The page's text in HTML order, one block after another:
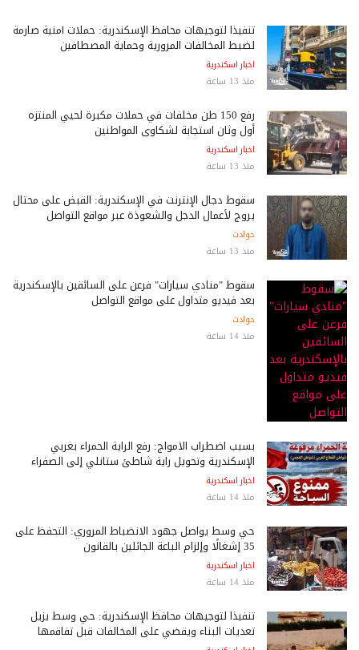
تنفيذًا لتوجيهات محافظ الإسكندرية: حملات أمنية صارمة
لضبط المخالفات المرورية وحماية المصطافين
اخبار اسكندرية
منذ 13 ساعة
رفع 150 طن مخلفات في حملات مكبرة لحيي المنتزه
أول وثان استجابة لشكاوى المواطنين
اخبار اسكندرية
منذ 13 ساعة
سقوط دجال الإنترنت في الإسكندرية: القبض على محتال
يروج لأعمال الدجل والشعوذة عبر مواقع التواصل
حوادث
منذ 13 ساعة
سقوط "منادي سيارات" فرعن على السائقين بالإسكندرية
بعد فيديو متداول على مواقع التواصل
حوادث
منذ 14 ساعة
بسبب اضطراب الأمواج: رفع الراية الحمراء بغربي
الإسكندرية وتحويل راية شاطئ ستانلي إلى الصفراء
اخبار اسكندرية
منذ 14 ساعة
حي وسط يواصل جهود الانضباط المروري: التحفظ على
35 إشغالًا وإلزام الباعة الجائلين بالقانون
اخبار اسكندرية
منذ 14 ساعة
تنفيذًا لتوجيهات محافظ الإسكندرية: حي وسط يزيل
تعديات البناء ويقضي على المخالفات قبل تفاقمها